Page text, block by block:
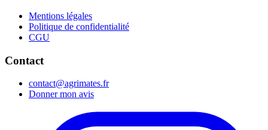
Mentions légales
Politique de confidentialité
CGU
Contact
contact@agrimates.fr
Donner mon avis